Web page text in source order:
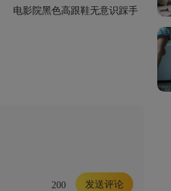
电影院黑色高跟鞋无意识踩手
200 发送评论